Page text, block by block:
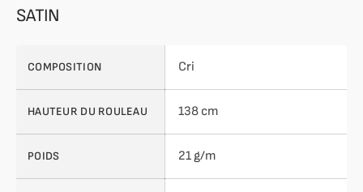
SATIN
COMPOSITION Cri
HAUTEUR DU ROULEAU 138 cm
POIDS 21 g/m